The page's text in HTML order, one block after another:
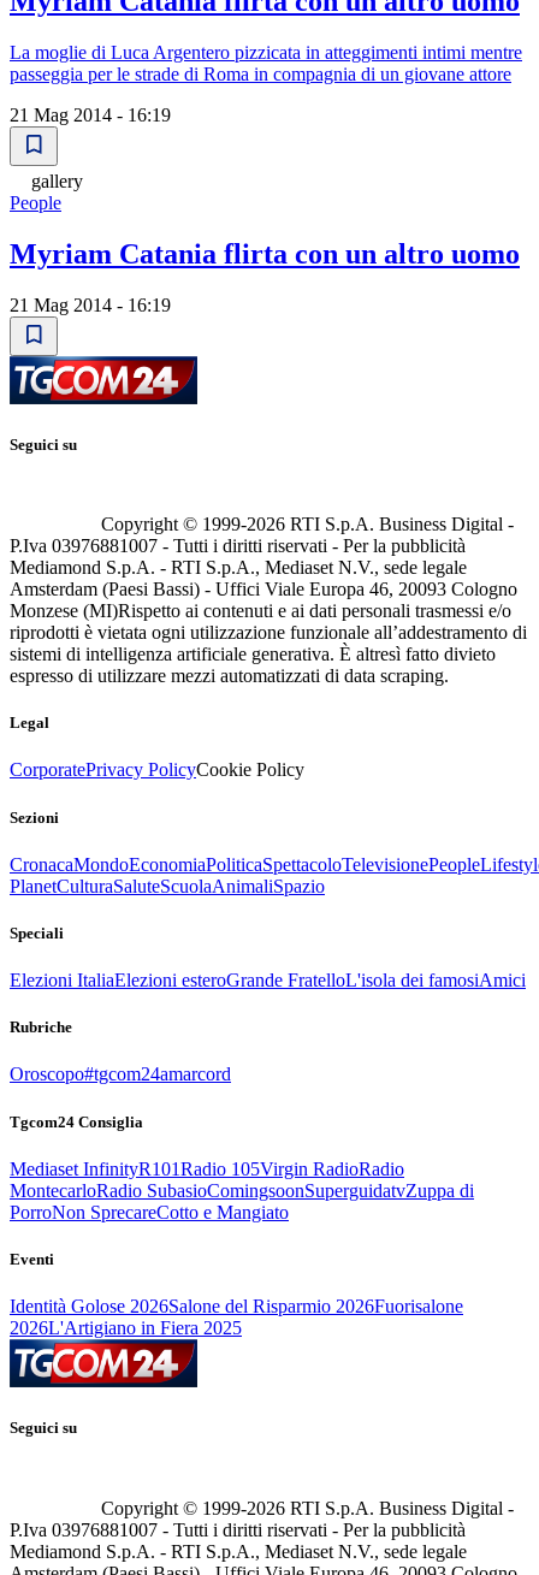
La moglie di Luca Argentero pizzicata in atteggimenti intimi mentre
passeggia per le strade di Roma in compagnia di un giovane attore
21 Mag 2014 - 16:19
gallery
People
Myriam Catania flirta con un altro uomo
21 Mag 2014 - 16:19
Seguici su
Copyright © 1999-2026 RTI S.p.A. Business Digital -
P.Iva 03976881007 - Tutti i diritti riservati - Per la pubblicità
Mediamond S.p.A. - RTI S.p.A., Mediaset N.V., sede legale
Amsterdam (Paesi Bassi) - Uffici Viale Europa 46, 20093 Cologno
Monzese (MI)Rispetto ai contenuti e ai dati personali trasmessi e/o
riprodotti è vietata ogni utilizzazione funzionale all’addestramento di
sistemi di intelligenza artificiale generativa. È altresì fatto divieto
espresso di utilizzare mezzi automatizzati di data scraping.
Legal
CorporatePrivacy PolicyCookie Policy
Sezioni
CronacaMondoEconomiaPoliticaSpettacoloTelevisionePeople
PlanetCulturaSaluteScuolaAnimaliSpazio
Speciali
Elezioni ItaliaElezioni esteroGrande FratelloL'isola dei famosiAmici
Rubriche
Oroscopo#tgcom24amarcord
Tgcom24 Consiglia
Mediaset InfinityR101Radio 105Virgin RadioRadio
MontecarloRadio SubasioComingsoonSuperguidatvZuppa di
PorroNon SprecareCotto e Mangiato
Eventi
Identità Golose 2026Salone del Risparmio 2026Fuorisalone
2026L'Artigiano in Fiera 2025
Seguici su
Copyright © 1999-2026 RTI S.p.A. Business Digital -
P.Iva 03976881007 - Tutti i diritti riservati - Per la pubblicità
Mediamond S.p.A. - RTI S.p.A., Mediaset N.V., sede legale